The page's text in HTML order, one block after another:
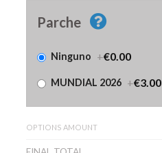
Parche
Ninguno +€0.00
MUNDIAL 2026 +€3.00
OPTIONS AMOUNT